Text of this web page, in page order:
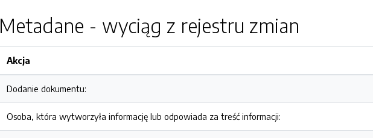
Metadane - wyciąg z rejestru zmian
Akcja
Dodanie dokumentu:
Osoba, która wytworzyła informację lub odpowiada za treść informacji: